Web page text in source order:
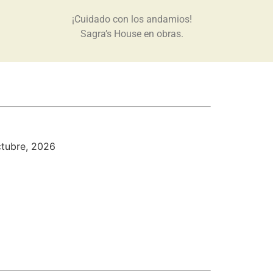
¡Cuidado con los andamios!
Sagra’s House en obras.
2026